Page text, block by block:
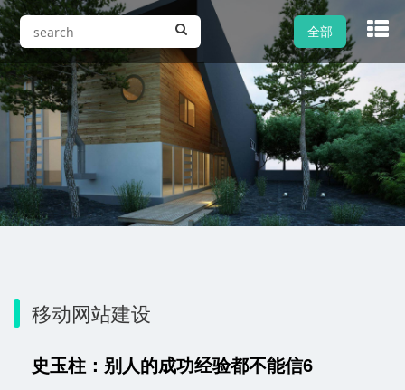
全部
移动网站建设
史玉柱：别人的成功经验都不能信6